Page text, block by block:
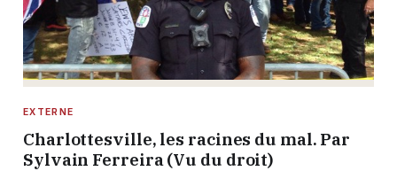
EXTERNE
Charlottesville, les racines du mal. Par
Sylvain Ferreira (Vu du droit)